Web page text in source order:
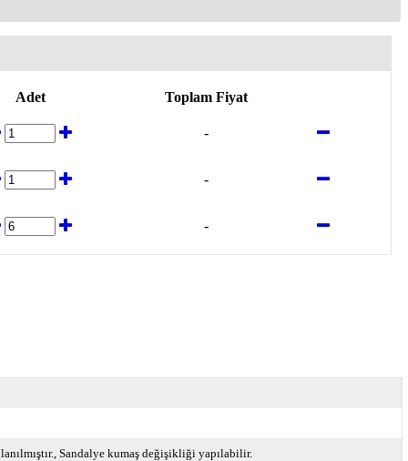
Adet Toplam Fiyat
-
-
-
Sandalye kumaş değişikliği yapılabilir.